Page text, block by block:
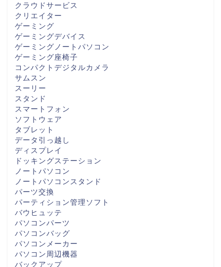
クラウドサービス
クリエイター
ゲーミング
ゲーミングデバイス
ゲーミングノートパソコン
ゲーミング座椅子
コンパクトデジタルカメラ
サムスン
スーリー
スタンド
スマートフォン
ソフトウェア
タブレット
データ引っ越し
ディスプレイ
ドッキングステーション
ノートパソコン
ノートパソコンスタンド
パーツ交換
パーティション管理ソフト
バウヒュッテ
パソコンパーツ
パソコンバッグ
パソコンメーカー
パソコン周辺機器
バックアップ